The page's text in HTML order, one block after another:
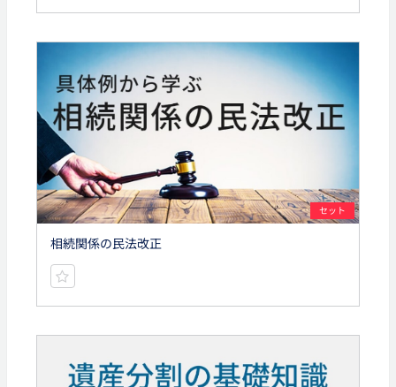
セット
相続関係の民法改正